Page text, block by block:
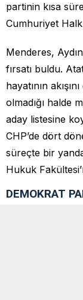
partinin kısa
Cumhuriyet Halk
Menderes,
fırsatı buldu.
hayatının
olmadığı halde
aday listesine
CHP’de dört
süreçte bir
Hukuk
DEMOKRAT